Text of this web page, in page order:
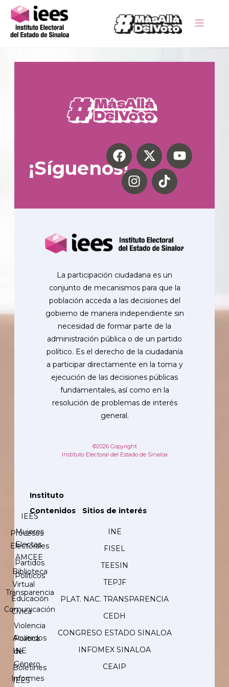
¡Síguenos!
La participación ciudadana es un
conjunto de mecanismos para que la
población acceda a las decisiones del
gobierno de manera independiente sin
necesidad de formar parte de la
administración pública o de un partido
político. Es el derecho de la ciudadanía
a participar directamente en la toma y
ejecución de las decisiones públicas
fundamentales, así como en la
resolución de problemas de interés
general.
©2026 Copyright
Instituto Electoral del Estado de Sinaloa
Instituto
IEES
Procesos
Electorales
Partidos
Políticos
Transparencia
Comunicación
Acuerdos
INE
Boletines
IEES
Contenidos
Mujeres
Electas
AMCEE
Biblioteca
Virtual
Educación
Cívica
Violencia
Política
de
Género
Informes
Sitios de interés
INE
FISEL
TEESIN
TEPJF
PLAT. NAC. TRANSPARENCIA
CEDH
CONGRESO ESTADO SINALOA
INFOMEX SINALOA
CEAIP